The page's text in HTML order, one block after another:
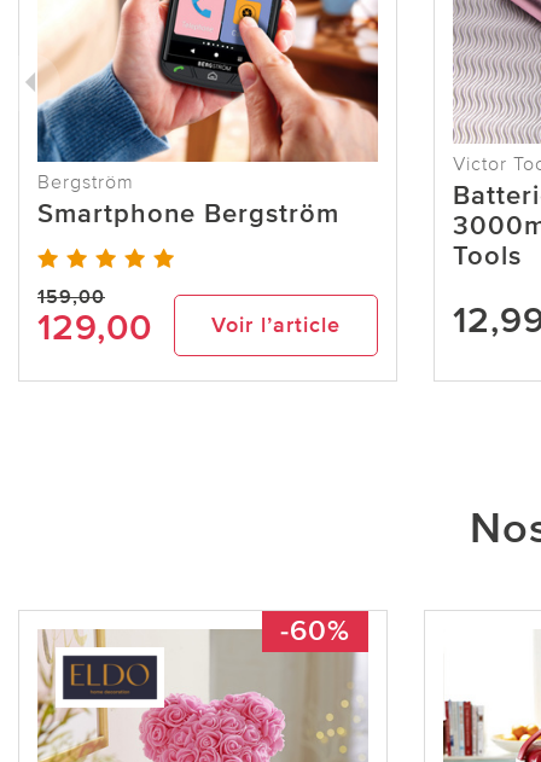
Bergström
Smartphone Bergström
159,00
129,00 Voir l’article
Victor
Tools
-60%